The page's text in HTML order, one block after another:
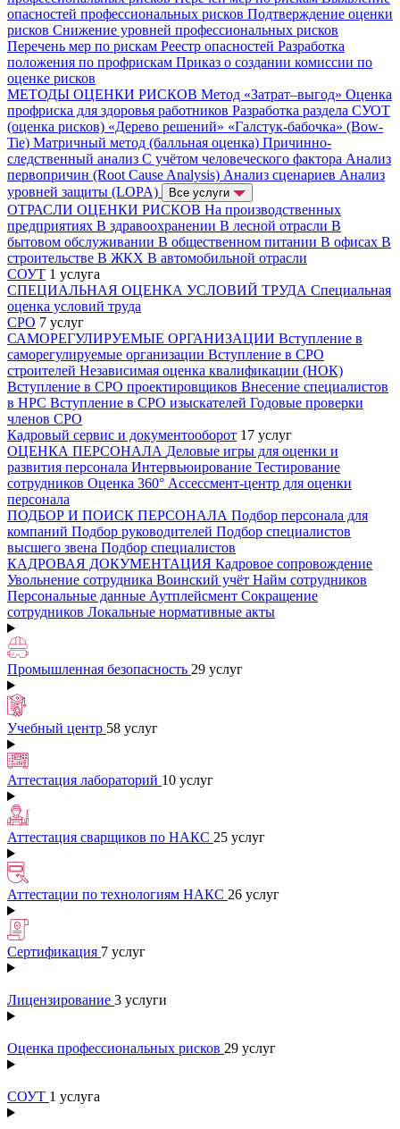
опасностей профессиональных рисков Подтверждение оценки
рисков Снижение уровней профессиональных рисков
Перечень мер по рискам Реестр опасностей Разработка
положения по профрискам Приказ о создании комиссии по
оценке рисков
МЕТОДЫ ОЦЕНКИ РИСКОВ Метод «Затрат–выгод» Оценка
профриска для здоровья работников Разработка раздела СУОТ
(оценка рисков) «Дерево решений» «Галстук-бабочка» (Bow-
Tie) Матричный метод (балльная оценка) Причинно-
следственный анализ С учётом человеческого фактора Анализ
первопричин (Root Cause Analysis) Анализ сценариев Анализ
уровней защиты (LOPA)
Все услуги
ОТРАСЛИ ОЦЕНКИ РИСКОВ На производственных
предприятиях В здравоохранении В лесной отрасли В
бытовом обслуживании В общественном питании В офисах В
строительстве В ЖКХ В автомобильной отрасли
СОУТ 1 услуга
СПЕЦИАЛЬНАЯ ОЦЕНКА УСЛОВИЙ ТРУДА Специальная
оценка условий труда
СРО 7 услуг
САМОРЕГУЛИРУЕМЫЕ ОРГАНИЗАЦИИ Вступление в
саморегулируемые организации Вступление в СРО
строителей Независимая оценка квалификации (НОК)
Вступление в СРО проектировщиков Внесение специалистов
в НРС Вступление в СРО изыскателей Годовые проверки
членов СРО
Кадровый сервис и документооборот 17 услуг
ОЦЕНКА ПЕРСОНАЛА Деловые игры для оценки и
развития персонала Интервьюирование Тестирование
сотрудников Оценка 360° Ассессмент-центр для оценки
персонала
ПОДБОР И ПОИСК ПЕРСОНАЛА Подбор персонала для
компаний Подбор руководителей Подбор специалистов
высшего звена Подбор специалистов
КАДРОВАЯ ДОКУМЕНТАЦИЯ Кадровое сопровождение
Увольнение сотрудника Воинский учёт Найм сотрудников
Персональные данные Аутплейсмент Сокращение
сотрудников Локальные нормативные акты
Промышленная безопасность 29 услуг
Учебный центр 58 услуг
Аттестация лабораторий 10 услуг
Аттестация сварщиков по НАКС 25 услуг
Аттестации по технологиям НАКС 26 услуг
Сертификация 7 услуг
Лицензирование 3 услуги
Оценка профессиональных рисков 29 услуг
СОУТ 1 услуга